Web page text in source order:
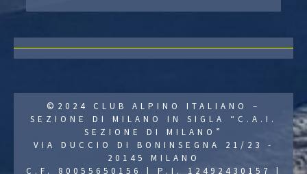
©2024 CLUB ALPINO ITALIANO –
SEZIONE DI MILANO IN SIGLA “C.A.I.
SEZIONE DI MILANO”
VIA DUCCIO DI BONINSEGNA 21/23 -
20145 MILANO
C.F. 80055650156 | P.I. 12492430157 |